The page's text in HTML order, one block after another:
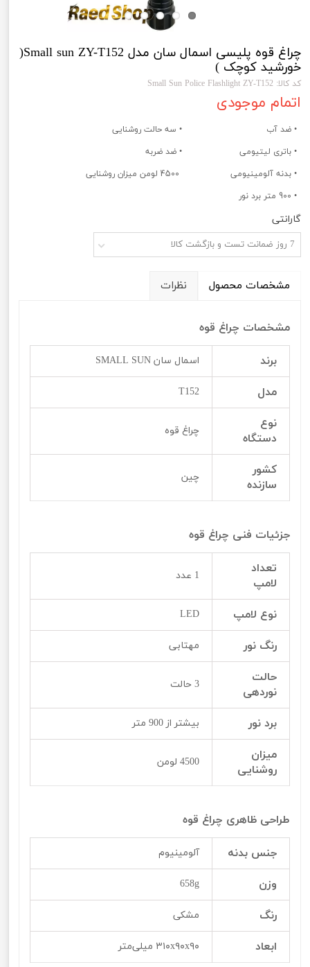
چراغ قوه پلیسی اسمال سان مدل Small sun ZY-T152(
خورشید کوچک )
کد کالا: Small Sun Police Flashlight ZY-T152
اتمام موجودی
• ضد آب
• سه حالت روشنایی
• باتری لیتیومی
• ضد ضربه
• بدنه آلومینیومی
• 900 متر برد نور
گارانتی
7 روز ضمانت تست و بازگشت کالا
مشخصات محصول نظرات
مشخصات چراغ قوه
برند اسمال سان SMALL SUN
مدل T152
نوع
دستگاه
چراغ قوه
کشور
سازنده
چین
جزئیات فنی چراغ قوه
تعداد
لامپ
1 عدد
نوع لامپ LED
رنگ نور مهتابی
حالت
نوردهی
3 حالت
برد نور بیشتر از 900 متر
میزان
روشنایی
4500 لومن
طراحی ظاهری چراغ قوه
جنس بدنه آلومینیوم
وزن 658g
رنگ مشکی
ابعاد ۳۱۰x۹۰x۹۰ میلی‌متر